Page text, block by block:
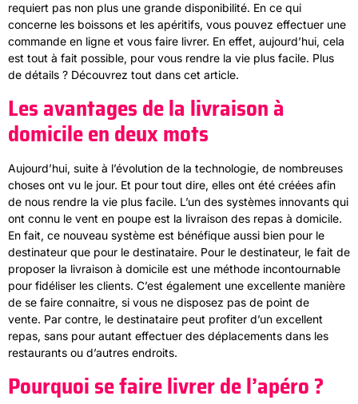
requiert pas non plus une grande disponibilité. En ce qui
concerne les boissons et les apéritifs, vous pouvez effectuer une
commande en ligne et vous faire livrer. En effet, aujourd’hui, cela
est tout à fait possible, pour vous rendre la vie plus facile. Plus
de détails ? Découvrez tout dans cet article.
Les avantages de la livraison à
domicile en deux mots
Aujourd’hui, suite à l’évolution de la technologie, de nombreuses
choses ont vu le jour. Et pour tout dire, elles ont été créées afin
de nous rendre la vie plus facile. L’un des systèmes innovants qui
ont connu le vent en poupe est la livraison des repas à domicile.
En fait, ce nouveau système est bénéfique aussi bien pour le
destinateur que pour le destinataire. Pour le destinateur, le fait de
proposer la livraison à domicile est une méthode incontournable
pour fidéliser les clients. C’est également une excellente manière
de se faire connaitre, si vous ne disposez pas de point de
vente. Par contre, le destinataire peut profiter d’un excellent
repas, sans pour autant effectuer des déplacements dans les
restaurants ou d’autres endroits.
Pourquoi se faire livrer de l’apéro ?